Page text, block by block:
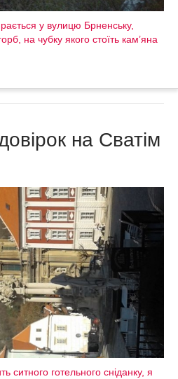
у вулицю Брненську,
на чубку якого стоїть кам’яна
на Сватім
ситного готельного сніданку, я